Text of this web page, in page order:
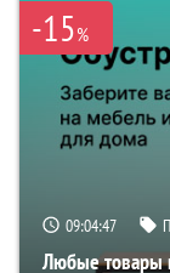
-15%
09:04:46
Любые товары